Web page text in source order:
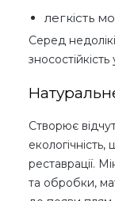
легкість
Серед
Створює
реставрації.
та обробки,